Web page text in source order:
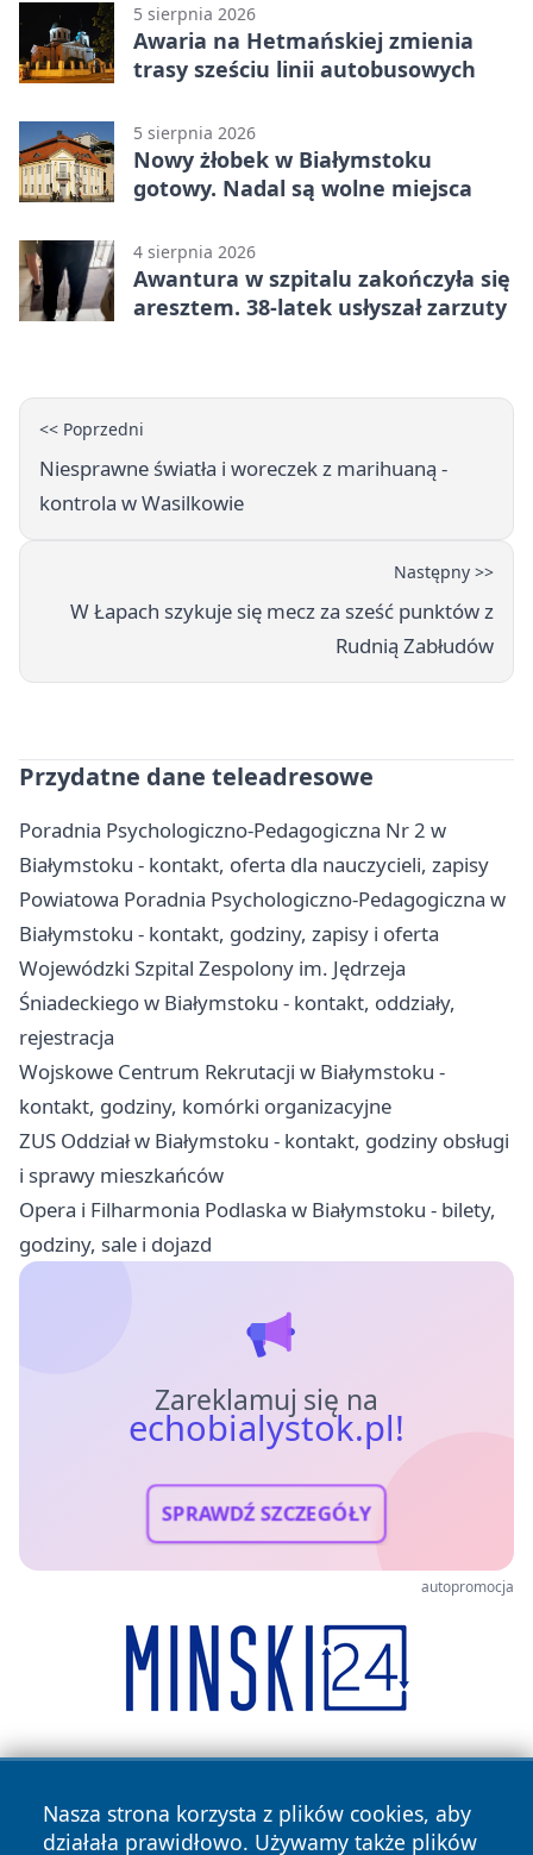
5 sierpnia 2026
Awaria na Hetmańskiej zmienia
trasy sześciu linii autobusowych
5 sierpnia 2026
Nowy żłobek w Białymstoku
gotowy. Nadal są wolne miejsca
4 sierpnia 2026
Awantura w szpitalu zakończyła się
aresztem. 38-latek usłyszał zarzuty
<< Poprzedni
Niesprawne światła i woreczek z marihuaną -
kontrola w Wasilkowie
Następny >>
W Łapach szykuje się mecz za sześć punktów z
Rudnią Zabłudów
Przydatne dane teleadresowe
Poradnia Psychologiczno-Pedagogiczna Nr 2 w
Białymstoku - kontakt, oferta dla nauczycieli, zapisy
Powiatowa Poradnia Psychologiczno-Pedagogiczna w
Białymstoku - kontakt, godziny, zapisy i oferta
Wojewódzki Szpital Zespolony im. Jędrzeja
Śniadeckiego w Białymstoku - kontakt, oddziały,
rejestracja
Wojskowe Centrum Rekrutacji w Białymstoku -
kontakt, godziny, komórki organizacyjne
ZUS Oddział w Białymstoku - kontakt, godziny obsługi
i sprawy mieszkańców
Opera i Filharmonia Podlaska w Białymstoku - bilety,
godziny, sale i dojazd
Zareklamuj się na
echobialystok.pl!
SPRAWDŹ SZCZEGÓŁY
autopromocja
Nasza strona korzysta z plików cookies, aby
działała prawidłowo. Używamy także plików